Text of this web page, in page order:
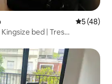
5 (48)
bed | Tres